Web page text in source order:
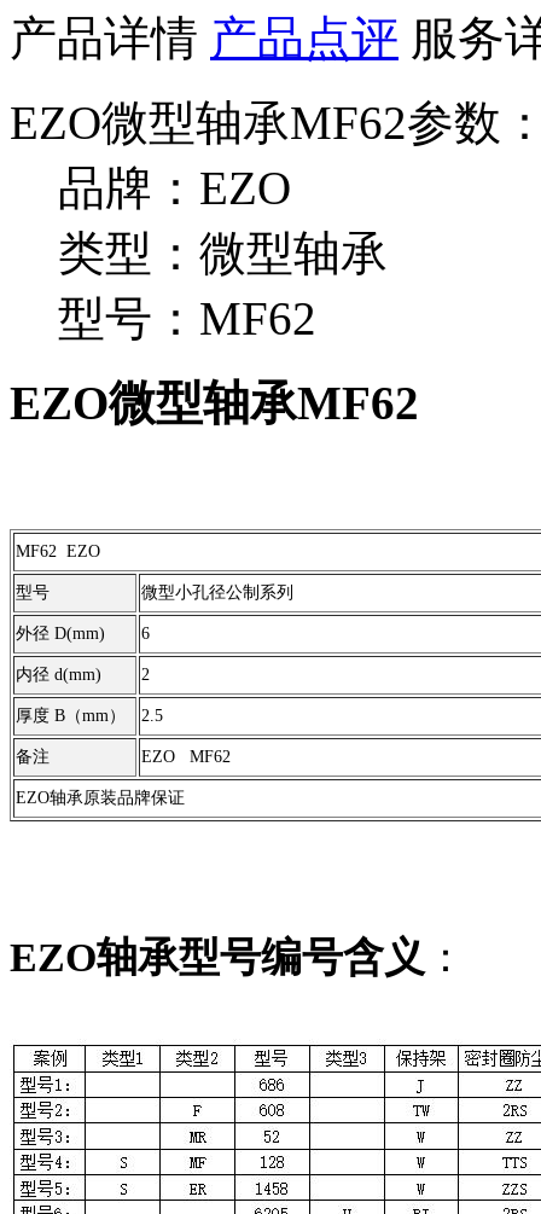
产品详情 产品点评 服务
EZO微型轴承MF62参数
品牌：EZO
类型：微型轴承
型号：MF62
EZO微型轴承MF62
MF62 EZO
型号 微型小孔径公制系列
外径 D(mm) 6
内径 d(mm) 2
厚度 B（mm） 2.5
备注 EZO MF62
EZO轴承原装品牌保证
EZO轴承型号编号含义 ：